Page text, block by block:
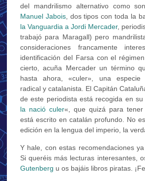
del mandrilismo alternativo como
Manuel Jabois, dos tipos con toda la
la Vanguardia a Jordi Mercader,
trabajó para Maragall) pero
consideraciones francamente
identificación del Farsa con el
cierto, acuña Mercader un término
hasta ahora, «culer», una especie
radical y catalanista. El Capitán
de este periodista está recogida en su
la nació culer«, que quizá para tener
está escrito en catalán profundo. No
edición en la lengua del imperio, la
Y hale, con estas recomendaciones
Si queréis más lecturas interesantes,
Gutenberg u os bajáis libros piratas.